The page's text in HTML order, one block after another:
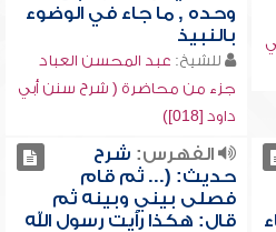
وحده , ما جاء في الوضوء
بالنبيذ
للشيخ: عبد المحسن العباد
جزء من محاضرة ( شرح سنن أبي
داود [018])
الفهرس: شرح
حديث: (... ثم قام
فصلى بيني وبينه ثم
قال: هكذا رأيت رسول الله